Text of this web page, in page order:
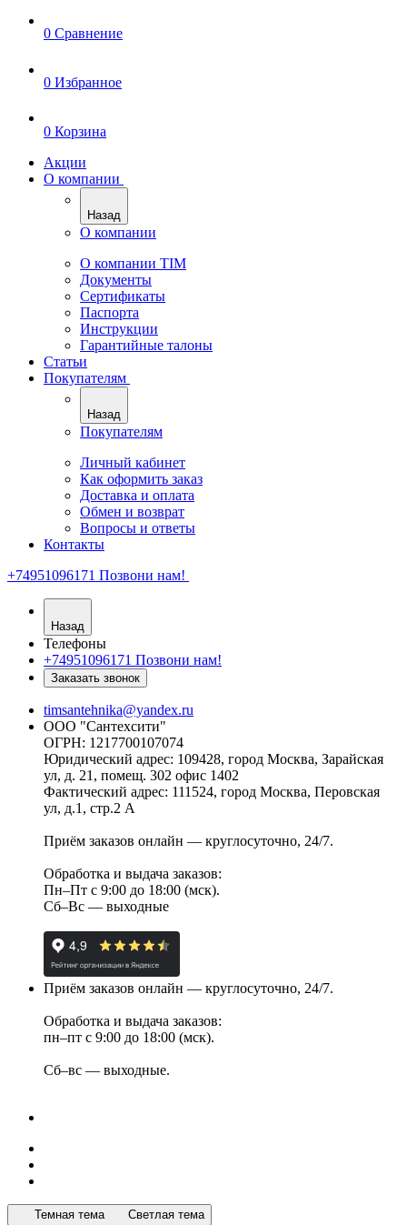
0 Сравнение
0 Избранное
0 Корзина
Акции
О компании
Назад
О компании
О компании TIM
Документы
Сертификаты
Паспорта
Инструкции
Гарантийные талоны
Статьи
Покупателям
Назад
Покупателям
Личный кабинет
Как оформить заказ
Доставка и оплата
Обмен и возврат
Вопросы и ответы
Контакты
+74951096171 Позвони нам!
Назад
Телефоны
+74951096171 Позвони нам!
Заказать звонок
timsantehnika@yandex.ru
ООО "Сантехсити"
ОГРН: 1217700107074
Юридический адрес: 109428, город Москва, Зарайская
ул, д. 21, помещ. 302 офис 1402
Фактический адрес: 111524, город Москва, Перовская
ул, д.1, стр.2 А
Приём заказов онлайн — круглосуточно, 24/7.
Обработка и выдача заказов:
Пн–Пт с 9:00 до 18:00 (мск).
Сб–Вс — выходные
Приём заказов онлайн — круглосуточно, 24/7.
Обработка и выдача заказов:
пн–пт с 9:00 до 18:00 (мск).
Сб–вс — выходные.
Темная тема Светлая тема